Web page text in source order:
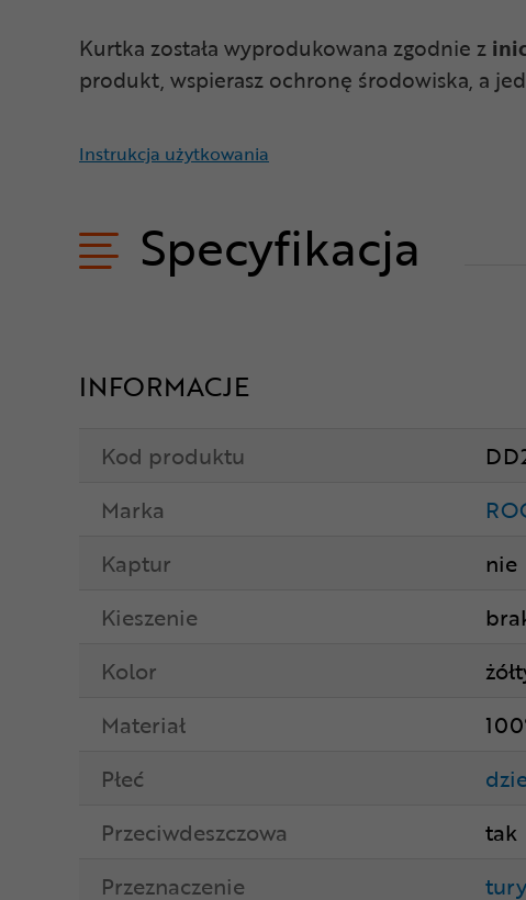
Kurtka została wyprodukowana zgodnie z
produkt, wspierasz ochronę środowiska, a
Instrukcja użytkowania
Specyfikacja
INFORMACJE
Kod produktu
Marka
Kaptur
nie
Kieszenie
Kolor
Materiał
Płeć
Przeciwdeszczowa
tak
Przeznaczenie